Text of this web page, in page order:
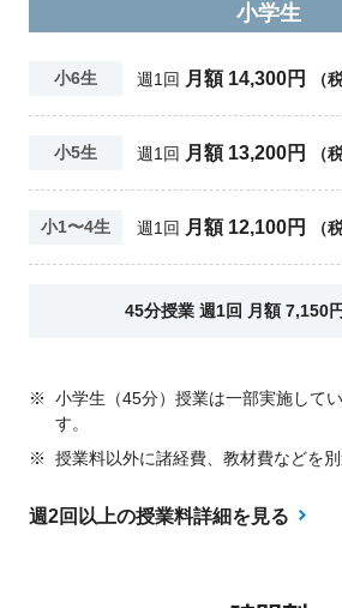
小学生
小6生 週1回 月額 14,300円 （
小5生 週1回 月額 13,200円 （
小1〜4生 週1回 月額 12,100円 （
45分授業 週1回 月額 7,150円
※
小学生（45分）授業は一部実施して
す。
※
授業料以外に諸経費、教材費などを別
週2回以上の授業料詳細を見る